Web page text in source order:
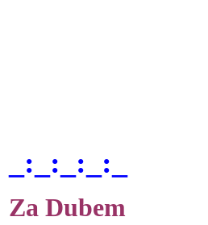
_:_:_:_:_
Za Dubem